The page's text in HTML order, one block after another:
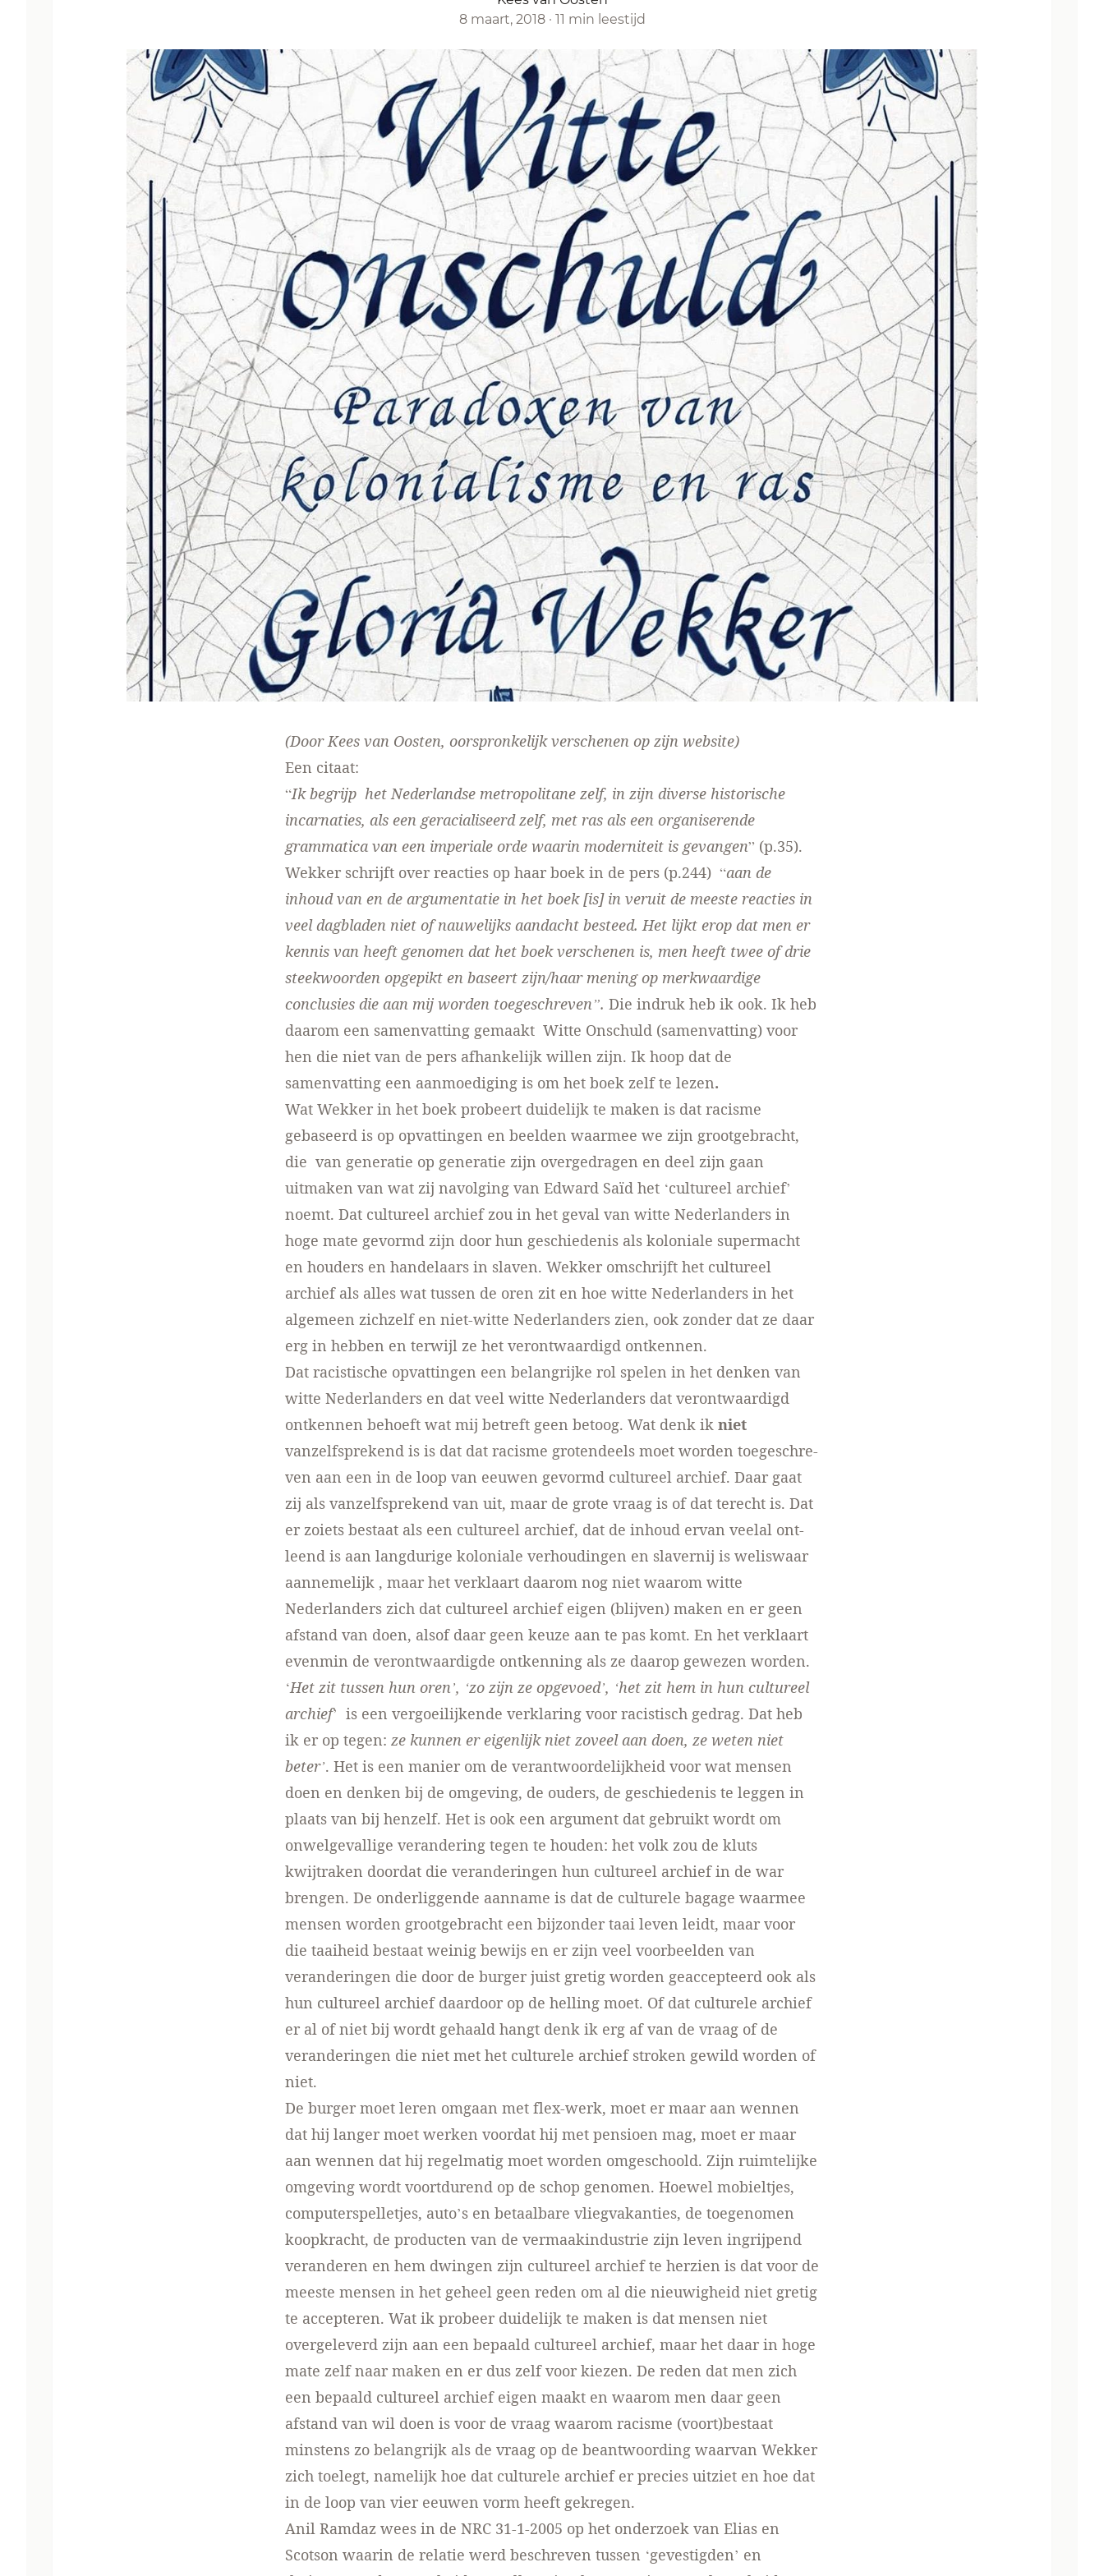
8 maart, 2018 · 11 min leestijd
(Door Kees van Oosten, oorspronkelijk verschenen op zijn website)
Een citaat:
“Ik begrijp het Nederlandse metropolitane zelf, in zijn diverse historische
incarnaties, als een geracialiseerd zelf, met ras als een organiserende
grammatica van een imperiale orde waarin moderniteit is gevangen” (p.35).
Wekker schrijft over reacties op haar boek in de pers (p.244) “aan de
inhoud van en de argumentatie in het boek [is] in veruit de meeste reacties in
veel dagbladen niet of nauwelijks aandacht besteed. Het lijkt erop dat men er
kennis van heeft genomen dat het boek verschenen is, men heeft twee of drie
steekwoorden opgepikt en baseert zijn/haar mening op merkwaardige
conclusies die aan mij worden toegeschreven”. Die indruk heb ik ook. Ik heb
daarom een samenvatting gemaakt Witte Onschuld (samenvatting) voor
hen die niet van de pers afhankelijk willen zijn. Ik hoop dat de
samenvatting een aanmoediging is om het boek zelf te lezen.
Wat Wekker in het boek probeert duidelijk te maken is dat racisme
gebaseerd is op opvattingen en beelden waarmee we zijn grootgebracht,
die van generatie op generatie zijn overgedragen en deel zijn gaan
uitmaken van wat zij navolging van Edward Saïd het ‘cultureel archief’
noemt. Dat cultureel archief zou in het geval van witte Nederlanders in
hoge mate gevormd zijn door hun geschiedenis als koloniale supermacht
en houders en handelaars in slaven. Wekker omschrijft het cultureel
archief als alles wat tussen de oren zit en hoe witte Nederlanders in het
algemeen zichzelf en niet-witte Nederlanders zien, ook zon­der dat ze daar
erg in hebben en terwijl ze het verontwaardigd ontkennen.
Dat racistische opvattingen een belangrijke rol spelen in het denken van
witte Nederlanders en dat veel wit­te Nederlanders dat verontwaardigd
ontkennen behoeft wat mij betreft geen betoog. Wat denk ik niet
vanzelfsprekend is is dat dat racisme grotendeels moet worden toege­schre­
ven aan een in de loop van eeuwen gevormd cultureel archief. Daar gaat
zij als vanzelfsprekend van uit, maar de grote vraag is of dat terecht is. Dat
er zoiets bestaat als een cultureel archief, dat de inhoud ervan veelal ont­
leend is aan lang­durige kolo­niale ver­hou­dingen en slavernij is weliswaar
aanneme­lijk , maar het verklaart daarom nog niet waarom witte
Nederlanders zich dat cultureel archief eigen (blijven) maken en er geen
afstand van doen, alsof daar geen keuze aan te pas komt. En het verklaart
evenmin de verontwaardigde ontken­ning als ze daarop gewezen wor­den.
‘Het zit tussen hun oren’, ‘zo zijn ze opgevoed’, ‘het zit hem in hun cultureel
archief’ is een vergoei­lijkende verklaring voor racistisch gedrag. Dat heb
ik er op tegen: ze kunnen er eigenlijk niet zoveel aan doen, ze weten niet
beter’. Het is een manier om de ver­ant­­woordelijkheid voor wat mensen
doen en denken bij de omgeving, de ouders, de geschiedenis te leggen in
plaats van bij henzelf. Het is ook een argument dat gebruikt wordt om
onwelgevallige verandering tegen te houden: het volk zou de kluts
kwijtraken doordat die veranderingen hun cultureel archief in de war
brengen. De onderliggende aanname is dat de culturele bagage waarmee
men­sen wor­den grootgebracht een bijzonder taai leven leidt, maar voor
die taai­heid bestaat weinig bewijs en er zijn veel voorbeelden van
veranderingen die door de burger juist gretig worden geaccepteerd ook als
hun cultureel archief daardoor op de helling moet. Of dat culturele archief
er al of niet bij wordt gehaald hangt denk ik erg af van de vraag of de
veranderingen die niet met het culturele archief stroken gewild worden of
niet.
De burger moet leren omgaan met flex-werk, moet er maar aan wennen
dat hij langer moet werken voordat hij met pensioen mag, moet er maar
aan wennen dat hij regelmatig moet worden omgeschoold. Zijn ruimtelijke
omgeving wordt voortdurend op de schop genomen. Hoewel mobieltjes,
computerspelletjes, auto’s en betaalbare vliegvakanties, de toegenomen
koopkracht, de producten van de vermaakindustrie zijn leven ingrijpend
veranderen en hem dwingen zijn cultureel archief te herzien is dat voor de
meeste mensen in het geheel geen reden om al die nieuwigheid niet gretig
te accepteren. Wat ik probeer duidelijk te maken is dat mensen niet
overgeleverd zijn aan een bepaald cultureel archief, maar het daar in hoge
mate zelf naar maken en er dus zelf voor kiezen. De reden dat men zich
een bepaald cultureel archief eigen maakt en waarom men daar geen
afstand van wil doen is voor de vraag waarom racisme (voort)bestaat
minstens zo belangrijk als de vraag op de beantwoording waarvan Wekker
zich toelegt, namelijk hoe dat culturele archief er precies uitziet en hoe dat
in de loop van vier eeuwen vorm heeft gekregen.
Anil Ramdaz wees in de NRC 31-1-2005 op het onderzoek van Elias en
Scotson waarin de relatie werd beschreven tussen ‘gevestigden’ en